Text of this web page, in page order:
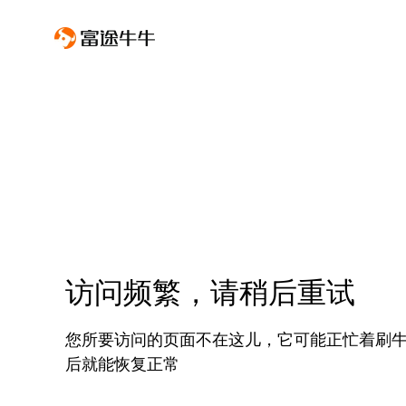
访问频繁，请稍后重试
您所要访问的页面不在这儿，它可能正忙着刷
后就能恢复正常